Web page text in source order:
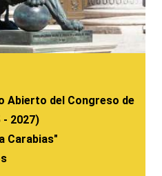
Abierto del Congreso de
- 2027)
Carabias"